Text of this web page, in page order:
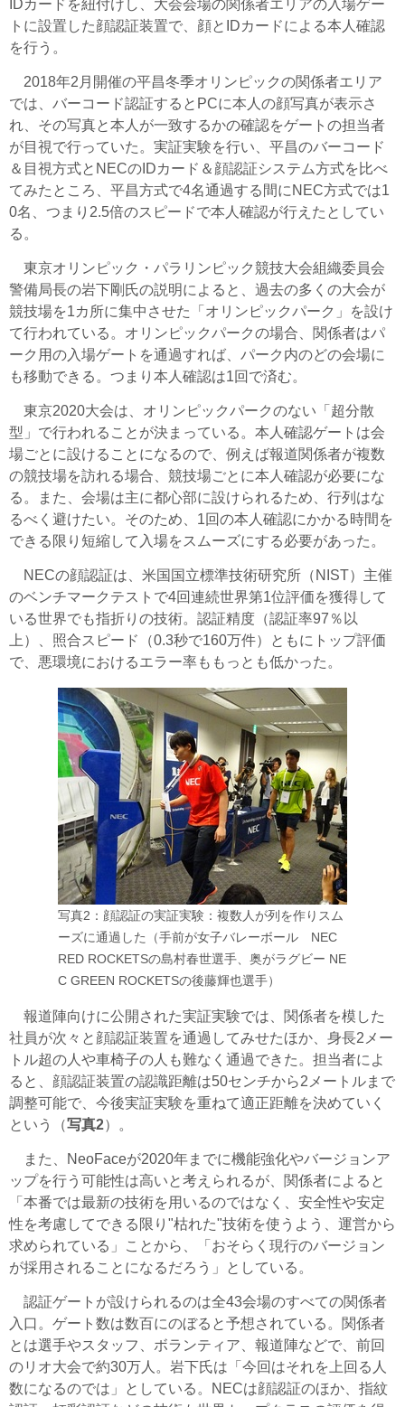
IDカードを紐付けし、大会会場の関係者エリアの入場ゲー
トに設置した顔認証装置で、顔とIDカードによる本人確認
を行う。
2018年2月開催の平昌冬季オリンピックの関係者エリア
では、バーコード認証するとPCに本人の顔写真が表示さ
れ、その写真と本人が一致するかの確認をゲートの担当者
が目視で行っていた。実証実験を行い、平昌のバーコード
＆目視方式とNECのIDカード＆顔認証システム方式を比べ
てみたところ、平昌方式で4名通過する間にNEC方式では1
0名、つまり2.5倍のスピードで本人確認が行えたとしてい
る。
東京オリンピック・パラリンピック競技大会組織委員会
警備局長の岩下剛氏の説明によると、過去の多くの大会が
競技場を1カ所に集中させた「オリンピックパーク」を設け
て行われている。オリンピックパークの場合、関係者はパ
ーク用の入場ゲートを通過すれば、パーク内のどの会場に
も移動できる。つまり本人確認は1回で済む。
東京2020大会は、オリンピックパークのない「超分散
型」で行われることが決まっている。本人確認ゲートは会
場ごとに設けることになるので、例えば報道関係者が複数
の競技場を訪れる場合、競技場ごとに本人確認が必要にな
る。また、会場は主に都心部に設けられるため、行列はな
るべく避けたい。そのため、1回の本人確認にかかる時間を
できる限り短縮して入場をスムーズにする必要があった。
NECの顔認証は、米国国立標準技術研究所（NIST）主催
のベンチマークテストで4回連続世界第1位評価を獲得して
いる世界でも指折りの技術。認証精度（認証率97％以
上）、照合スピード（0.3秒で160万件）ともにトップ評価
で、悪環境におけるエラー率ももっとも低かった。
写真2：顔認証の実証実験：複数人が列を作りスム
ーズに通過した（手前が女子バレーボール NEC
RED ROCKETSの島村春世選手、奥がラグビー NE
C GREEN ROCKETSの後藤輝也選手）
報道陣向けに公開された実証実験では、関係者を模した
社員が次々と顔認証装置を通過してみせたほか、身長2メー
トル超の人や車椅子の人も難なく通過できた。担当者によ
ると、顔認証装置の認識距離は50センチから2メートルまで
調整可能で、今後実証実験を重ねて適正距離を決めていく
という（写真2）。
また、NeoFaceが2020年までに機能強化やバージョンア
ップを行う可能性は高いと考えられるが、関係者によると
「本番では最新の技術を用いるのではなく、安全性や安定
性を考慮してできる限り"枯れた"技術を使うよう、運営から
求められている」ことから、「おそらく現行のバージョン
が採用されることになるだろう」としている。
認証ゲートが設けられるのは全43会場のすべての関係者
入口。ゲート数は数百にのぼると予想されている。関係者
とは選手やスタッフ、ボランティア、報道陣などで、前回
のリオ大会で約30万人。岩下氏は「今回はそれを上回る人
数になるのでは」としている。NECは顔認証のほか、指紋